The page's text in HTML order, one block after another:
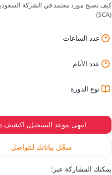
كيف تصبح مورد معتمد في الشركة
(SCA)
عدد الساعات
عدد الأيام
نوع الدورة
انتهى موعد التسجيل, اكشتف
سجّل بياناتك للتواصل
يمكنك المشاركة عبر: